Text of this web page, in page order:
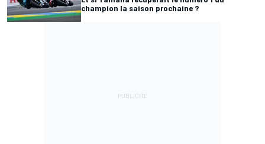
champion la saison prochaine ?